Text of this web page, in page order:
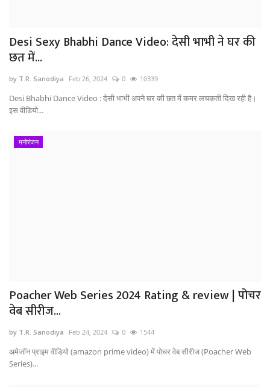
Desi Sexy Bhabhi Dance Video: देसी भाभी ने घर की
छत में...
by T.R. Sanodiya Feb 26, 2024 0 10339
Desi Bhabhi Dance Video : देसी भाभी अपने घर की छत में कमर लचकती दिख रही है।
इस वीडियो...
मनोरंजन
Poacher Web Series 2024 Rating & review | पोचर
वेब सीरीज...
by T.R. Sanodiya Feb 24, 2024 0 1544
अमेजॉन प्राइम वीडियो (amazon prime video) में पोचर वेब सीरीज (Poacher Web
Series)...